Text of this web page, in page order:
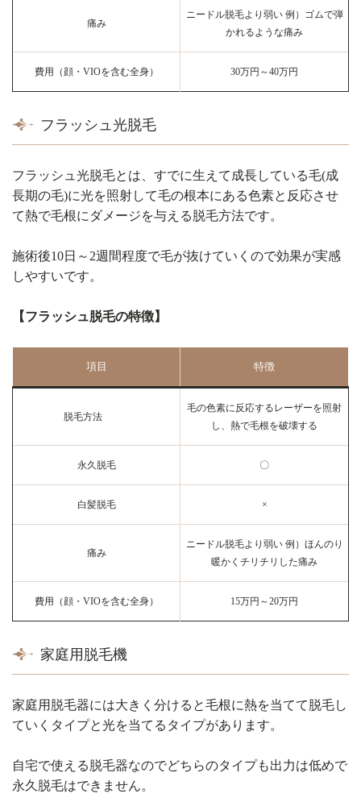
痛み
ニードル脱毛より弱い 例）ゴムで弾
かれるような痛み
費用（顔・VIOを含む全身） 30万円～40万円
フラッシュ光脱毛
フラッシュ光脱毛とは、すでに生えて成長している毛(成
長期の毛)に光を照射して毛の根本にある色素と反応させ
て熱で毛根にダメージを与える脱毛方法です。
施術後10日～2週間程度で毛が抜けていくので効果が実感
しやすいです。
【フラッシュ脱毛の特徴】
項目 特徴
脱毛方法
毛の色素に反応するレーザーを照射
し、熱で毛根を破壊する
永久脱毛 〇
白髪脱毛 ×
痛み
ニードル脱毛より弱い 例）ほんのり
暖かくチリチリした痛み
費用（顔・VIOを含む全身） 15万円～20万円
家庭用脱毛機
家庭用脱毛器には大きく分けると毛根に熱を当てて脱毛し
ていくタイプと光を当てるタイプがあります。
自宅で使える脱毛器なのでどちらのタイプも出力は低めで
永久脱毛はできません。